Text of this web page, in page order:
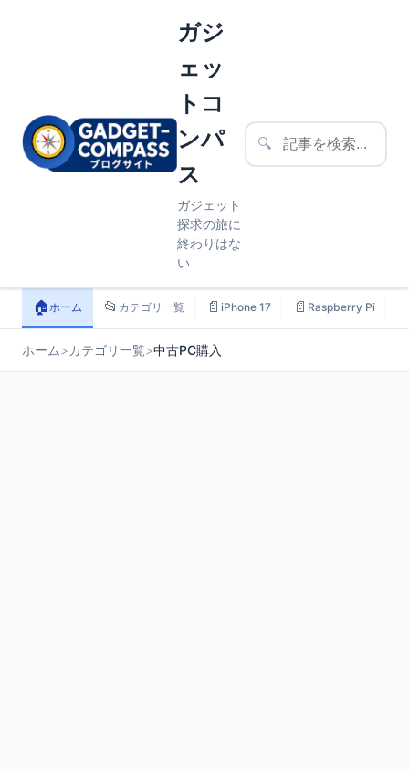
ガジ
ェッ
トコ
ンパ
ス
ガジェット
探求の旅に
終わりはな
い
🔍
🏠ホーム 📂 カテゴリ一覧 📄 iPhone 17 📄 Raspberry Pi
ホーム>カテゴリ一覧>中古PC購入